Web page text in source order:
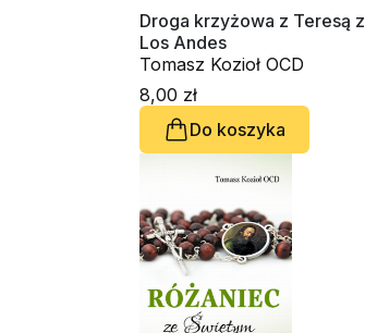
Droga krzyżowa z Teresą z
Los Andes
Tomasz Kozioł OCD
8,00 zł
Do koszyka